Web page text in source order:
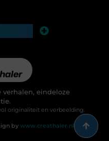
verhalen, eindeloze
originaliteit en verbeelding.
by www.creathaler.nl.